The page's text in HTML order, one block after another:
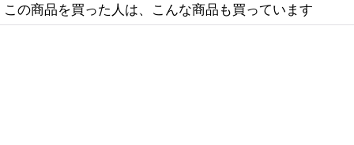
この商品を買った人は、こんな商品も買っています